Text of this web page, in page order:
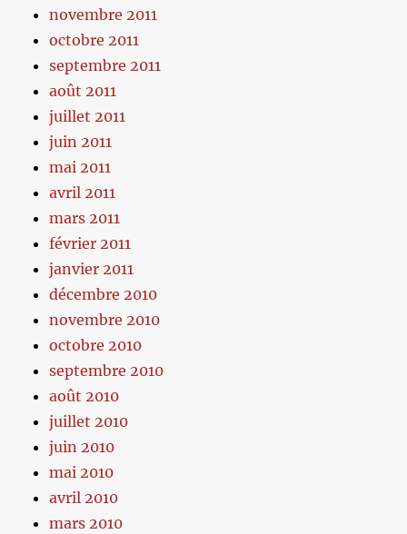
novembre 2011
octobre 2011
septembre 2011
août 2011
juillet 2011
juin 2011
mai 2011
avril 2011
mars 2011
février 2011
janvier 2011
décembre 2010
novembre 2010
octobre 2010
septembre 2010
août 2010
juillet 2010
juin 2010
mai 2010
avril 2010
mars 2010